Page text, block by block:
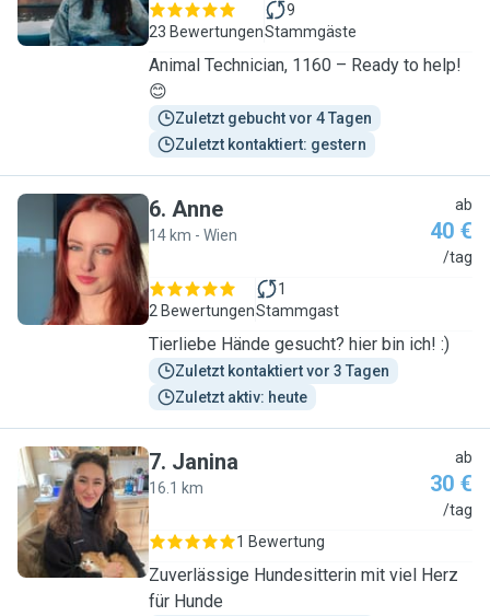
23 Bewertungen
9
Stammgäste
Animal Technician, 1160 – Ready to help!
😊
Zuletzt gebucht vor 4 Tagen
Zuletzt kontaktiert: gestern
A
6. Anne
14 km - Wien
ab
40 €
/tag
2 Bewertungen
1
Stammgast
Tierliebe Hände gesucht? hier bin ich! :)
Zuletzt kontaktiert vor 3 Tagen
Zuletzt aktiv: heute
J
7. Janina
16.1 km
ab
30 €
/tag
1 Bewertung
Zuverlässige Hundesitterin mit viel Herz
für Hunde